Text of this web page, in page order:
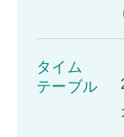
タイム
テーブル